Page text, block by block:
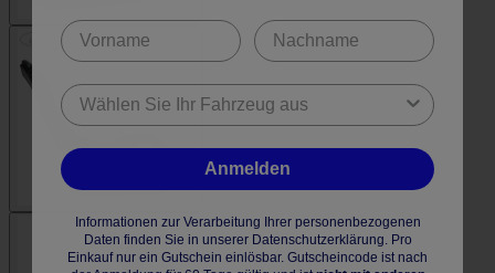
Anmelden
Informationen zur Verarbeitung Ihrer personenbezogenen
Daten finden Sie in unserer Datenschutzerklärung. Pro
Einkauf nur ein Gutschein einlösbar. Gutscheincode ist nach